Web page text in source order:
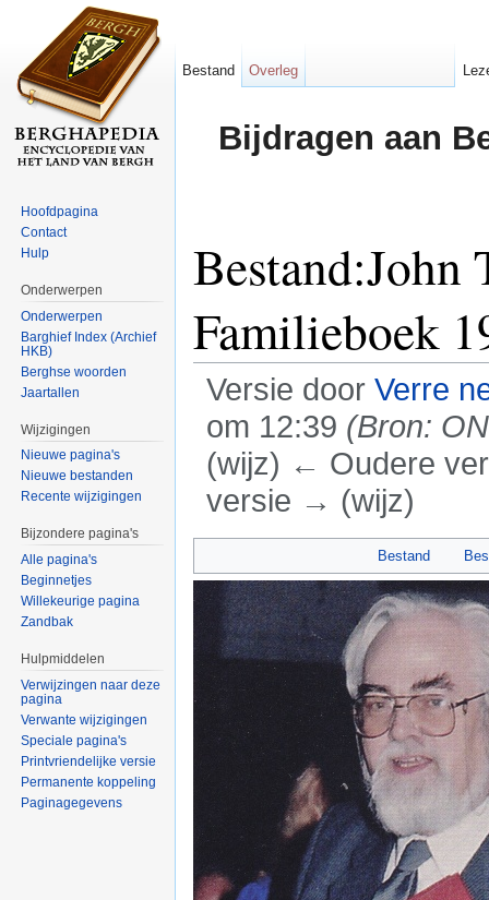
Bijdragen aan
Bestand:John
Familieboek
Versie door Verre
om 12:39 (Bron:
(wijz) ← Oudere
versie → (wijz)
Bestand
Bestand Overleg
Hoofdpagina
Contact
Hulp
Onderwerpen
Onderwerpen
Barghief Index (Archief
HKB)
Berghse woorden
Jaartallen
Wijzigingen
Nieuwe pagina's
Nieuwe bestanden
Recente wijzigingen
Bijzondere pagina's
Alle pagina's
Beginnetjes
Willekeurige pagina
Zandbak
Hulpmiddelen
Verwijzingen naar deze
pagina
Verwante wijzigingen
Speciale pagina's
Printvriendelijke versie
Permanente koppeling
Paginagegevens